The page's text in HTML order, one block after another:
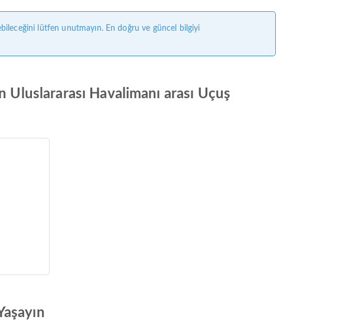
lütfen unutmayın. En doğru ve güncel bilgiyi
Havalimanı arası Uçuş